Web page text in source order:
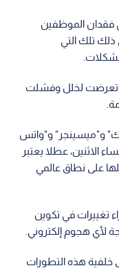
فقدان الموظفين
ذلك تلك التي
تعرضت لخلل وفشلت
و"ميسينجر" و"واتس
الاثنين، عطلا يعتبر
على نطاق عالمي
تغييرات في تكوين
لأي هجوم إلكتروني.
"فيسبوك" بواقع 5.5% على خلفية هذه التطورات